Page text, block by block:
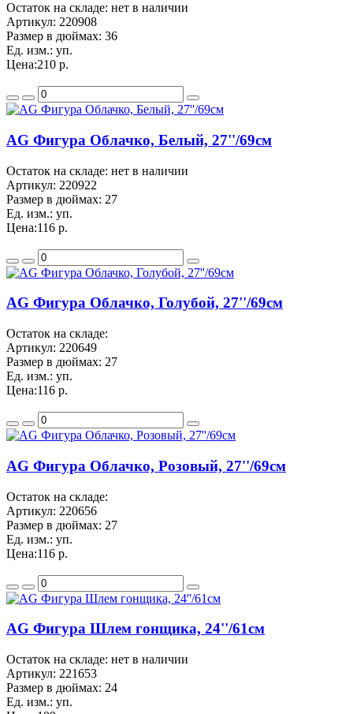
Остаток на складе: нет в наличии
Артикул: 220908
Размер в дюймах: 36
Ед. изм.: уп.
Цена:210 р.
AG Фигура Облачко, Белый, 27''/69см
Остаток на складе: нет в наличии
Артикул: 220922
Размер в дюймах: 27
Ед. изм.: уп.
Цена:116 р.
AG Фигура Облачко, Голубой, 27''/69см
Остаток на складе:
Артикул: 220649
Размер в дюймах: 27
Ед. изм.: уп.
Цена:116 р.
AG Фигура Облачко, Розовый, 27''/69см
Остаток на складе:
Артикул: 220656
Размер в дюймах: 27
Ед. изм.: уп.
Цена:116 р.
AG Фигура Шлем гонщика, 24''/61см
Остаток на складе: нет в наличии
Артикул: 221653
Размер в дюймах: 24
Ед. изм.: уп.